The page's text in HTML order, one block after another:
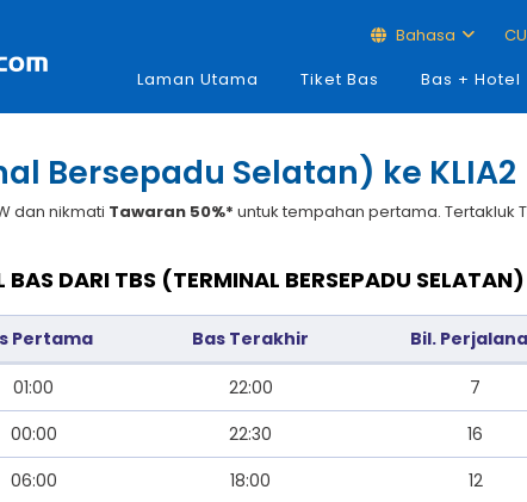
Bahasa
Laman Utama
Tiket Bas Bas + Hotel
Bersepadu Selatan) ke KLIA2
dan nikmati Tawaran 50%* untuk tempahan pertama. Tertakluk
BAS DARI TBS (TERMINAL BERSEPADU
Pertama Bas Terakhir Bil.
01:00 22:00 7
00:00 22:30 16
06:00 18:00 12